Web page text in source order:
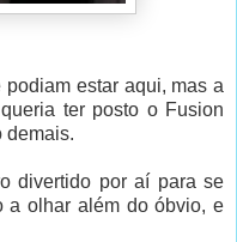
estar aqui, mas a
ter posto o Fusion
demais.
divertido por aí para se
a olhar além do óbvio, e